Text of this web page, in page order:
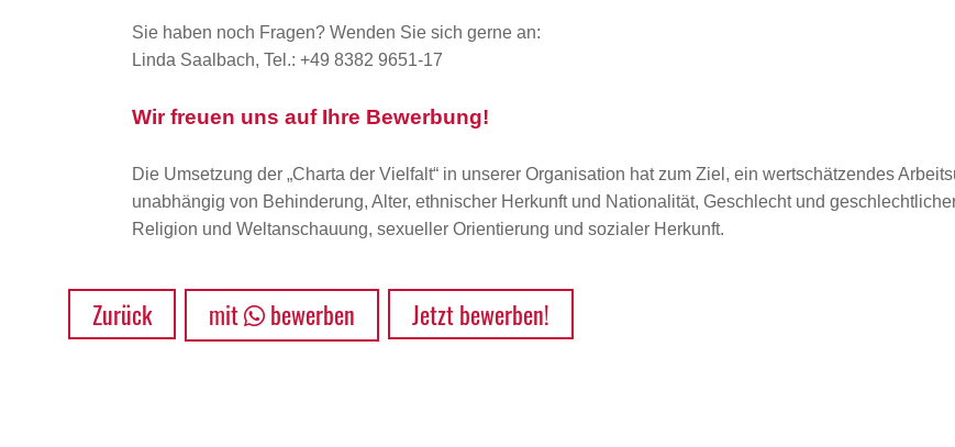
Sie haben noch Fragen? Wenden Sie sich gerne an:
Linda Saalbach, Tel.: +49 8382 9651-17
Wir freuen uns auf Ihre Bewerbung!
Die Umsetzung der „Charta der Vielfalt“ in unserer Organisation hat zum Ziel, ein wertschätzendes
unabhängig von Behinderung, Alter, ethnischer Herkunft und Nationalität, Geschlecht und
Religion und Weltanschauung, sexueller Orientierung und sozialer Herkunft.
Zurück mit bewerben Jetzt bewerben!